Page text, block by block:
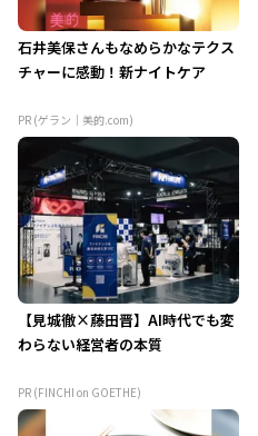
石井美保さんもなめらかなテクス
チャーに感動！新ナイトケア
PR (ゲラン｜美的.com)
【見城徹×藤田晋】AI時代でも変
わらない経営者の本質
PR (FINCHI on GOETHE)